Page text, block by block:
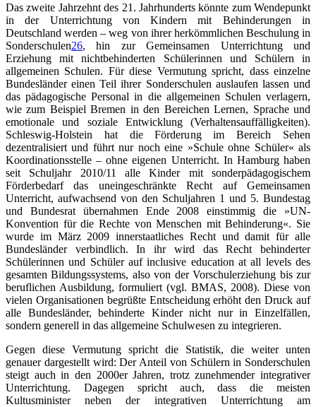
Das zweite Jahrzehnt des 21. Jahrhunderts könnte zum Wendepunkt
in der Unterrichtung von Kindern mit Behinderungen in
Deutschland werden – weg von ihrer herkömmlichen Beschulung in
Sonderschulen26, hin zur Gemeinsamen Unterrichtung und
Erziehung mit nichtbehinderten Schülerinnen und Schülern in
allgemeinen Schulen. Für diese Vermutung spricht, dass einzelne
Bundesländer einen Teil ihrer Sonderschulen auslaufen lassen und
das pädagogische Personal in die allgemeinen Schulen verlagern,
wie zum Beispiel Bremen in den Bereichen Lernen, Sprache und
emotionale und soziale Entwicklung (Verhaltensauffälligkeiten).
Schleswig-Holstein hat die Förderung im Bereich Sehen
dezentralisiert und führt nur noch eine »Schule ohne Schüler« als
Koordinationsstelle – ohne eigenen Unterricht. In Hamburg haben
seit Schuljahr 2010/11 alle Kinder mit sonderpädagogischem
Förderbedarf das uneingeschränkte Recht auf Gemeinsamen
Unterricht, aufwachsend von den Schuljahren 1 und 5. Bundestag
und Bundesrat übernahmen Ende 2008 einstimmig die »UN-
Konvention für die Rechte von Menschen mit Behinderung«. Sie
wurde im März 2009 innerstaatliches Recht und damit für alle
Bundesländer verbindlich. In ihr wird das Recht behinderter
Schülerinnen und Schüler auf inclusive education at all levels des
gesamten Bildungssystems, also von der Vorschulerziehung bis zur
beruflichen Ausbildung, formuliert (vgl. BMAS, 2008). Diese von
vielen Organisationen begrüßte Entscheidung erhöht den Druck auf
alle Bundesländer, behinderte Kinder nicht nur in Einzelfällen,
sondern generell in das allgemeine Schulwesen zu integrieren.
Gegen diese Vermutung spricht die Statistik, die weiter unten
genauer dargestellt wird: Der Anteil von Schülern in Sonderschulen
steigt auch in den 2000er Jahren, trotz zunehmender integrativer
Unterrichtung. Dagegen spricht auch, dass die meisten
Kultusminister neben der integrativen Unterrichtung am